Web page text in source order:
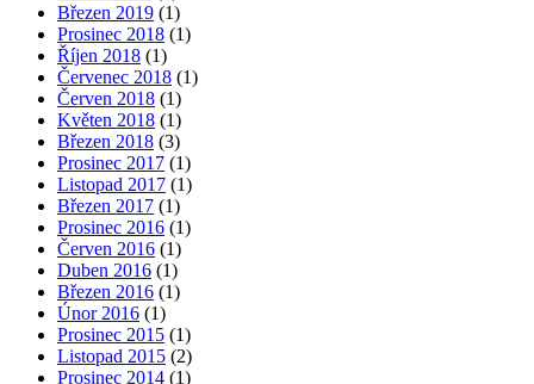
Březen 2019 (1)
Prosinec 2018 (1)
Říjen 2018 (1)
Červenec 2018 (1)
Červen 2018 (1)
Květen 2018 (1)
Březen 2018 (3)
Prosinec 2017 (1)
Listopad 2017 (1)
Březen 2017 (1)
Prosinec 2016 (1)
Červen 2016 (1)
Duben 2016 (1)
Březen 2016 (1)
Únor 2016 (1)
Prosinec 2015 (1)
Listopad 2015 (2)
Prosinec 2014 (1)